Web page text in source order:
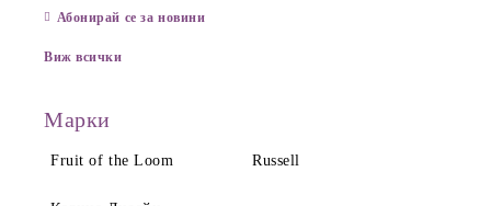
Абонирай се за новини
Виж всички
Марки
Fruit of the Loom Russell